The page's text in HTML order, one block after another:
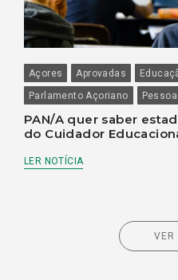
Açores Aprovadas
Parlamento Açoriano
PAN/A quer saber
do Cuidador
LER NOTÍCIA
VER